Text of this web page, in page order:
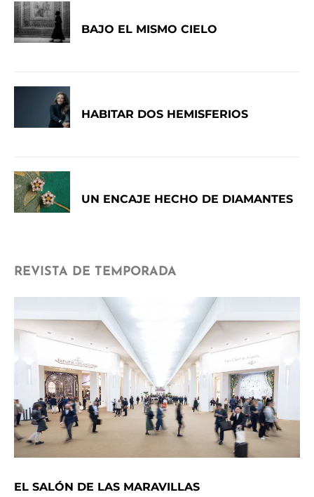
BAJO EL MISMO CIELO
HABITAR DOS HEMISFERIOS
UN ENCAJE HECHO DE DIAMANTES
REVISTA DE TEMPORADA
EL SALÓN DE LAS MARAVILLAS